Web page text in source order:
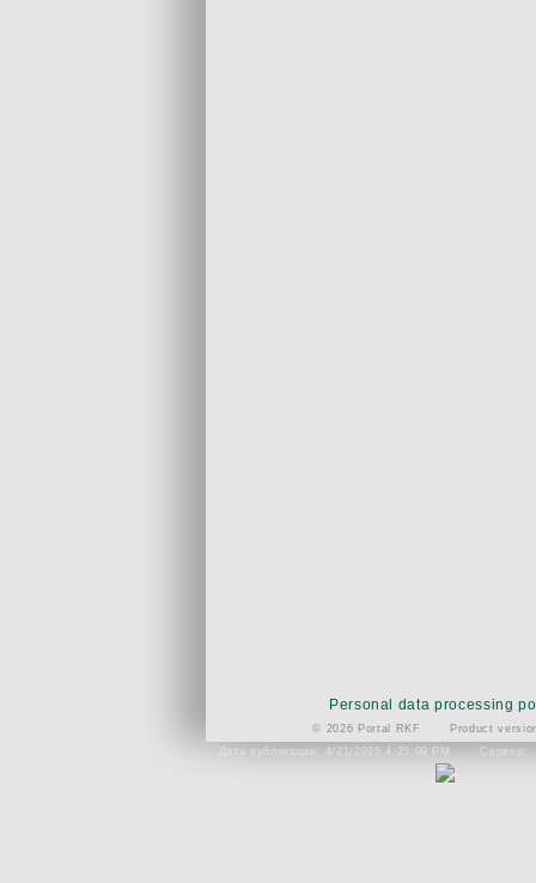
Personal data processing
© 2026 Portal RKF
Product
Дата публикации: 4/21/2025 4:25:09 PM
Сервер: